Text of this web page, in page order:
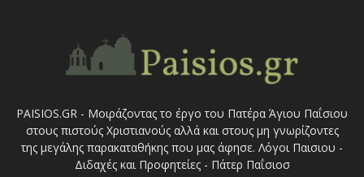
PAISIOS.GR - Μοιράζοντας το έργο του Πατέρα Άγιου Παΐσιου
στους πιστούς Χριστιανούς αλλά και στους μη γνωρίζοντες
της μεγάλης παρακαταθήκης που μας άφησε. Λόγοι Παισιου -
Διδαχές και Προφητείες - Πάτερ Παΐσιοσ